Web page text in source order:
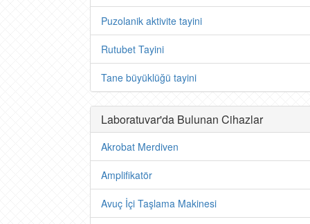
Puzolanik aktivite tayini
Rutubet Tayini
Tane büyüklüğü tayini
Laboratuvar'da Bulunan Cihazlar
Akrobat Merdiven
Amplifikatör
Avuç İçi Taşlama Makinesi